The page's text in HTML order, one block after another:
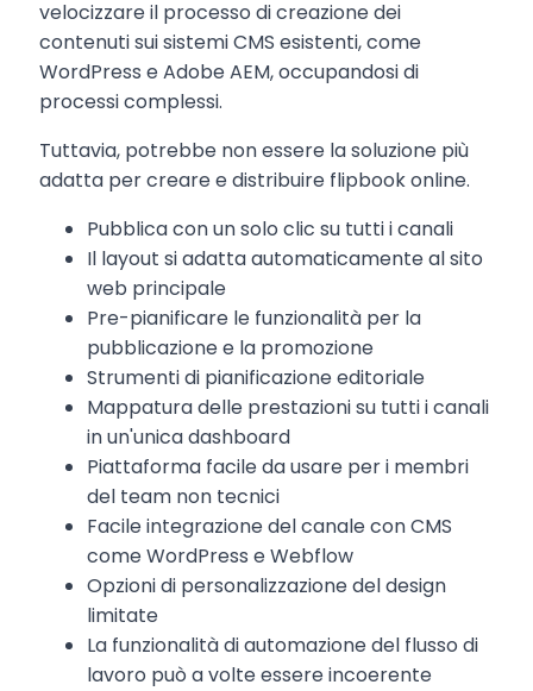
velocizzare il processo di creazione dei
contenuti sui sistemi CMS esistenti, come
WordPress e Adobe AEM, occupandosi di
processi complessi.
Tuttavia, potrebbe non essere la soluzione più
adatta per creare e distribuire flipbook online.
Pubblica con un solo clic su tutti i canali
Il layout si adatta automaticamente al sito
web principale
Pre-pianificare le funzionalità per la
pubblicazione e la promozione
Strumenti di pianificazione editoriale
Mappatura delle prestazioni su tutti i canali
in un'unica dashboard
Piattaforma facile da usare per i membri
del team non tecnici
Facile integrazione del canale con CMS
come WordPress e Webflow
Opzioni di personalizzazione del design
limitate
La funzionalità di automazione del flusso di
lavoro può a volte essere incoerente